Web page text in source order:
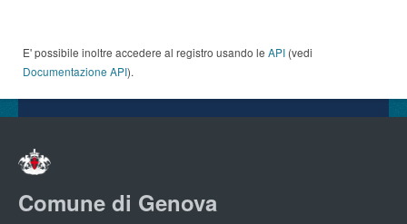
E' possibile inoltre accedere al registro usando le API (vedi
Documentazione API).
Comune di Genova